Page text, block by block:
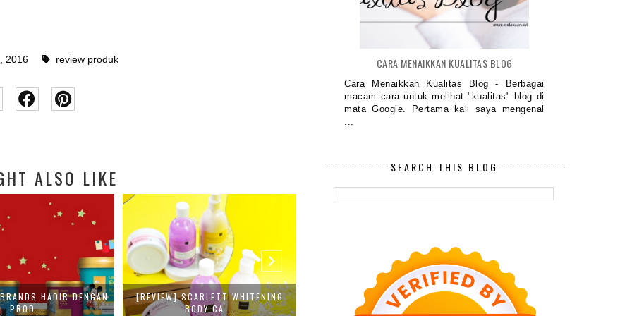
2016 review produk
ALSO LIKE
HADIR DENGAN
PROD...
[REVIEW] SCARLETT WHITENING
BODY CA...
TAHAPAN MENULIS REVIEW PRODUK
KECAN...
TIDUR NYAMAN DENGAN
CARA MENAIKKAN KUALITAS BLOG
Cara Menaikkan Kualitas Blog - Berbagai
macam cara untuk melihat "kualitas" blog di
mata Google. Pertama kali saya mengenal
...
SEARCH THIS BLOG